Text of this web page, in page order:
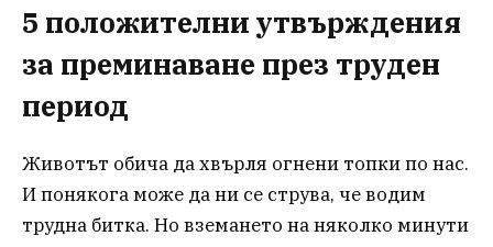
5 положителни утвърждения
за преминаване през труден
период
Животът обича да хвърля огнени топки по нас.
И понякога може да ни се струва, че водим
трудна битка. Но вземането на няколко минути